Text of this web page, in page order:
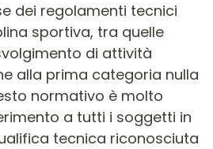
dei regolamenti tecnici
sportiva, tra quelle
di attività
alla prima categoria nulla
normativo è molto
a tutti i soggetti in
tecnica riconosciuta